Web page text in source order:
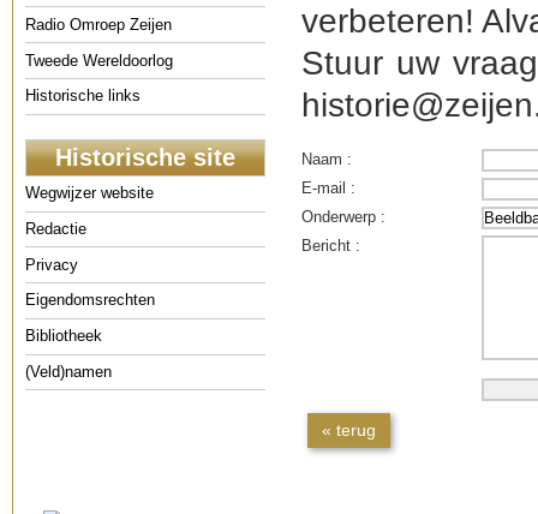
Radio Omroep Zeijen
Tweede Wereldoorlog
Historische links
Historische site
Wegwijzer website
Redactie
Privacy
Eigendomsrechten
Bibliotheek
(Veld)namen
verbeteren!
Stuur uw
Naam :
E-mail :
Onderwerp :
Bericht :
« terug